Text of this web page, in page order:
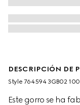
DESCRIPCIÓN DE
Style ‎764594 3GB02
Este gorro se ha